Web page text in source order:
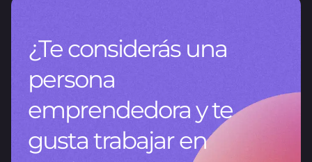
¿Te considerás una
persona
emprendedora y te
gusta trabajar en